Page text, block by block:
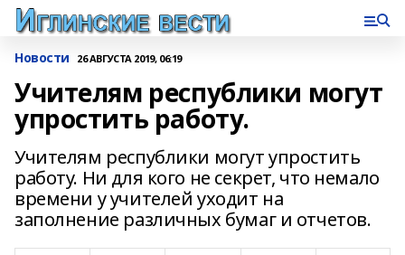
Новости 26 АВГУСТА 2019, 06:19
Учителям республики могут
упростить работу.
Учителям республики могут упростить
работу. Ни для кого не секрет, что немало
времени у учителей уходит на
заполнение различных бумаг и отчетов.